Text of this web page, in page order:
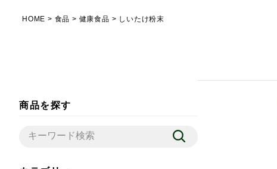
HOME 食品 健康食品 しいたけ粉末
商品を探す